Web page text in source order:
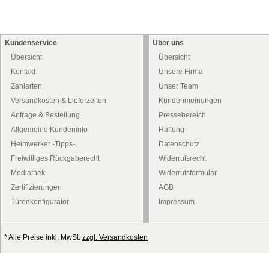
Kundenservice
Übersicht
Kontakt
Zahlarten
Versandkosten & Lieferzeiten
Anfrage & Bestellung
Allgemeine Kundeninfo
Heimwerker -Tipps-
Freiwilliges Rückgaberecht
Mediathek
Zertifizierungen
Türenkonfigurator
Über uns
Übersicht
Unsere Firma
Unser Team
Kundenmeinungen
Pressebereich
Haftung
Datenschutz
Widerrufsrecht
Widerrufsformular
AGB
Impressum
* Alle Preise inkl. MwSt. zzgl. Versandkosten